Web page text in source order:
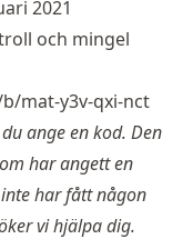
2021
och mingel
mat-y3v-qxi-nct
ange en kod. Den
har angett en
har fått någon
vi hjälpa dig.